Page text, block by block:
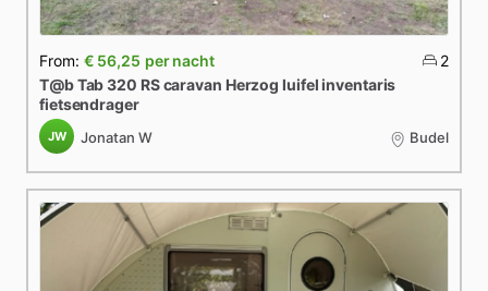
From: € 56,25 per nacht
2
T@bTab320 RScaravan Herzog luifelinventaris
fietsendrager
JW Jonatan W Budel